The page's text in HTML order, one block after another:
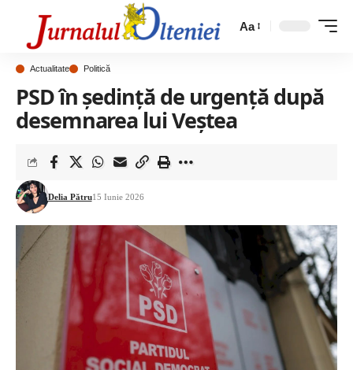
Aa
Actualitate Politică
PSD în ședință de urgență după
desemnarea lui Veștea
Delia Pătru15 Iunie 2026